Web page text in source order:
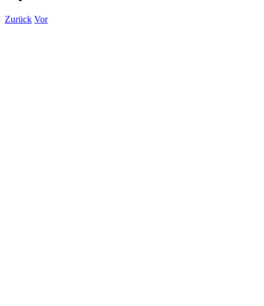
Zurück Vor